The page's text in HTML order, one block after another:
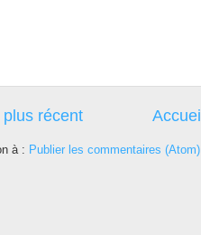
récent Accueil
à : Publier les commentaires (Atom)